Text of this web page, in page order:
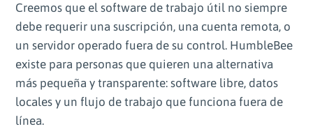
Creemos que el software de trabajo útil no siempre
debe requerir una suscripción, una cuenta remota, o
un servidor operado fuera de su control. HumbleBee
existe para personas que quieren una alternativa
más pequeña y transparente: software libre, datos
locales y un flujo de trabajo que funciona fuera de
línea.